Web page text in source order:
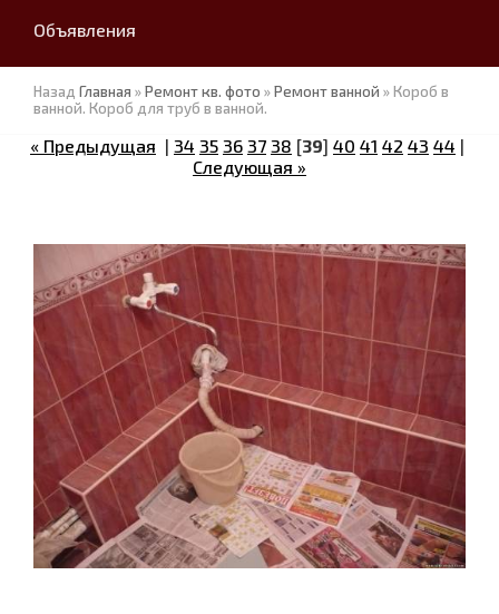
Объявления
Назад Главная »Ремонт кв. фото »Ремонт ванной » Короб в
ванной. Короб для труб в ванной.
« Предыдущая | 34 35 36 37 38 [39] 40 41 42 43 44 |
Следующая »